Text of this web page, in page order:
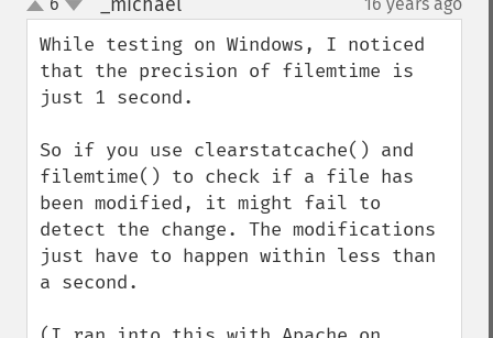
up
down
¶
While testing on Windows, I noticed
that the precision of filemtime is
just 1 second.
So if you use clearstatcache() and
filemtime() to check if a file has
been modified, it might fail to
detect the change. The modifications
just have to happen within less than
a second.